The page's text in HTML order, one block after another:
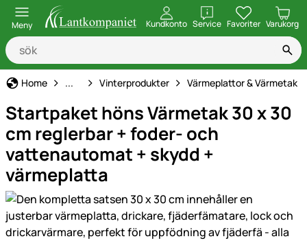
Meny Kundkonto ServiceöppnaFavoriter Varukorg
Home Hem, gård & stall
... Vinterprodukter Värmeplattor & Värmetak
Startpaket höns Värmetak 30 x 30
cm reglerbar + foder- och
vattenautomat + skydd +
värmeplatta
Produktgaleri